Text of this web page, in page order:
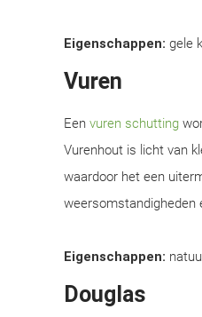
Eigenschappen: gele
Vuren
Een vuren schutting
Vurenhout is licht van
waardoor het een
weersomstandigheden
Eigenschappen:
Douglas